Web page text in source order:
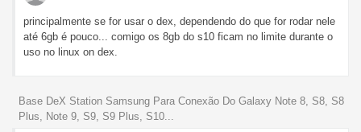
principalmente se for usar o dex, dependendo do que for rodar nele
até 6gb é pouco... comigo os 8gb do s10 ficam no limite durante o
uso no linux on dex.
Base DeX Station Samsung Para Conexão Do Galaxy Note 8, S8, S8
Plus, Note 9, S9, S9 Plus, S10...